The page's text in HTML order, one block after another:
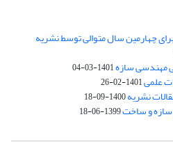
چهارمین سال متوالی توسط نشریه
مهندسی سازه1401-03-04
علمی1401-02-26
نشریه1400-09-18
1399-06-18